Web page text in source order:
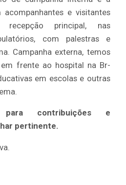
e visitantes
principal, nas
com palestras e
Campanha externa, temos
frente ao hospital na Br-
em escolas e outras
contribuições e
pertinente.